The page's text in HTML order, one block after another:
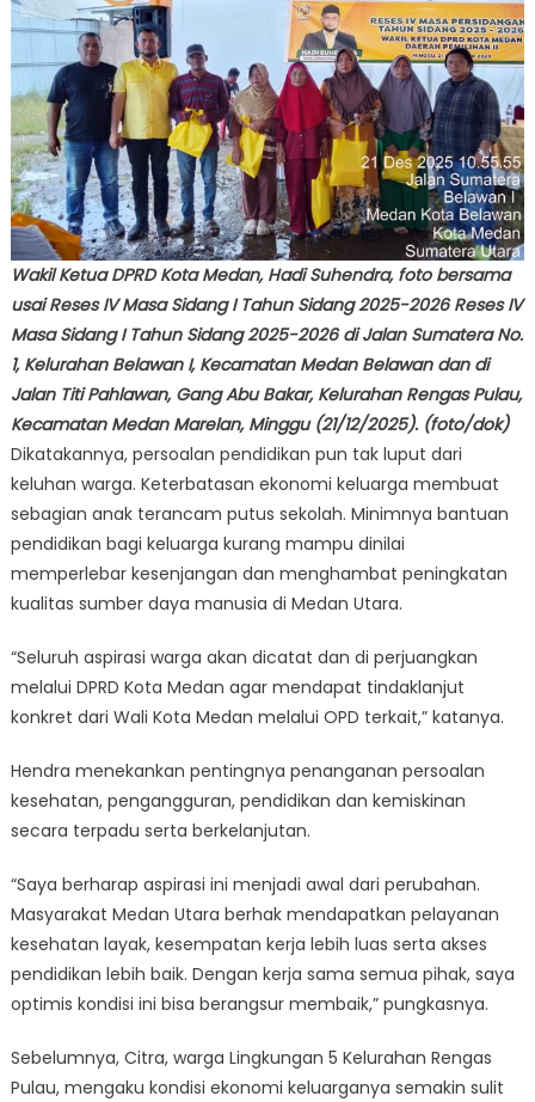
Wakil Ketua DPRD Kota Medan, Hadi Suhendra, foto bersama
usai Reses IV Masa Sidang I Tahun Sidang 2025-2026 Reses IV
Masa Sidang I Tahun Sidang 2025-2026 di Jalan Sumatera No.
1, Kelurahan Belawan I, Kecamatan Medan Belawan dan di
Jalan Titi Pahlawan, Gang Abu Bakar, Kelurahan Rengas Pulau,
Kecamatan Medan Marelan, Minggu (21/12/2025). (foto/dok)
Dikatakannya, persoalan pendidikan pun tak luput dari
keluhan warga. Keterbatasan ekonomi keluarga membuat
sebagian anak terancam putus sekolah. Minimnya bantuan
pendidikan bagi keluarga kurang mampu dinilai
memperlebar kesenjangan dan menghambat peningkatan
kualitas sumber daya manusia di Medan Utara.
“Seluruh aspirasi warga akan dicatat dan di perjuangkan
melalui DPRD Kota Medan agar mendapat tindaklanjut
konkret dari Wali Kota Medan melalui OPD terkait,” katanya.
Hendra menekankan pentingnya penanganan persoalan
kesehatan, pengangguran, pendidikan dan kemiskinan
secara terpadu serta berkelanjutan.
“Saya berharap aspirasi ini menjadi awal dari perubahan.
Masyarakat Medan Utara berhak mendapatkan pelayanan
kesehatan layak, kesempatan kerja lebih luas serta akses
pendidikan lebih baik. Dengan kerja sama semua pihak, saya
optimis kondisi ini bisa berangsur membaik,” pungkasnya.
Sebelumnya, Citra, warga Lingkungan 5 Kelurahan Rengas
Pulau, mengaku kondisi ekonomi keluarganya semakin sulit